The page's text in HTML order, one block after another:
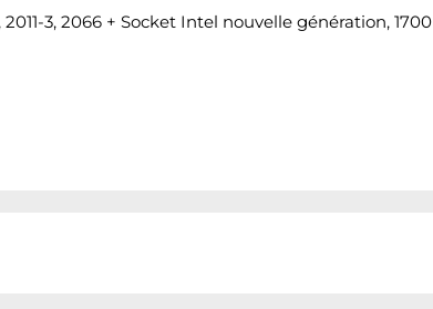
2011-3, 2066 + Socket Intel nouvelle génération, 1700